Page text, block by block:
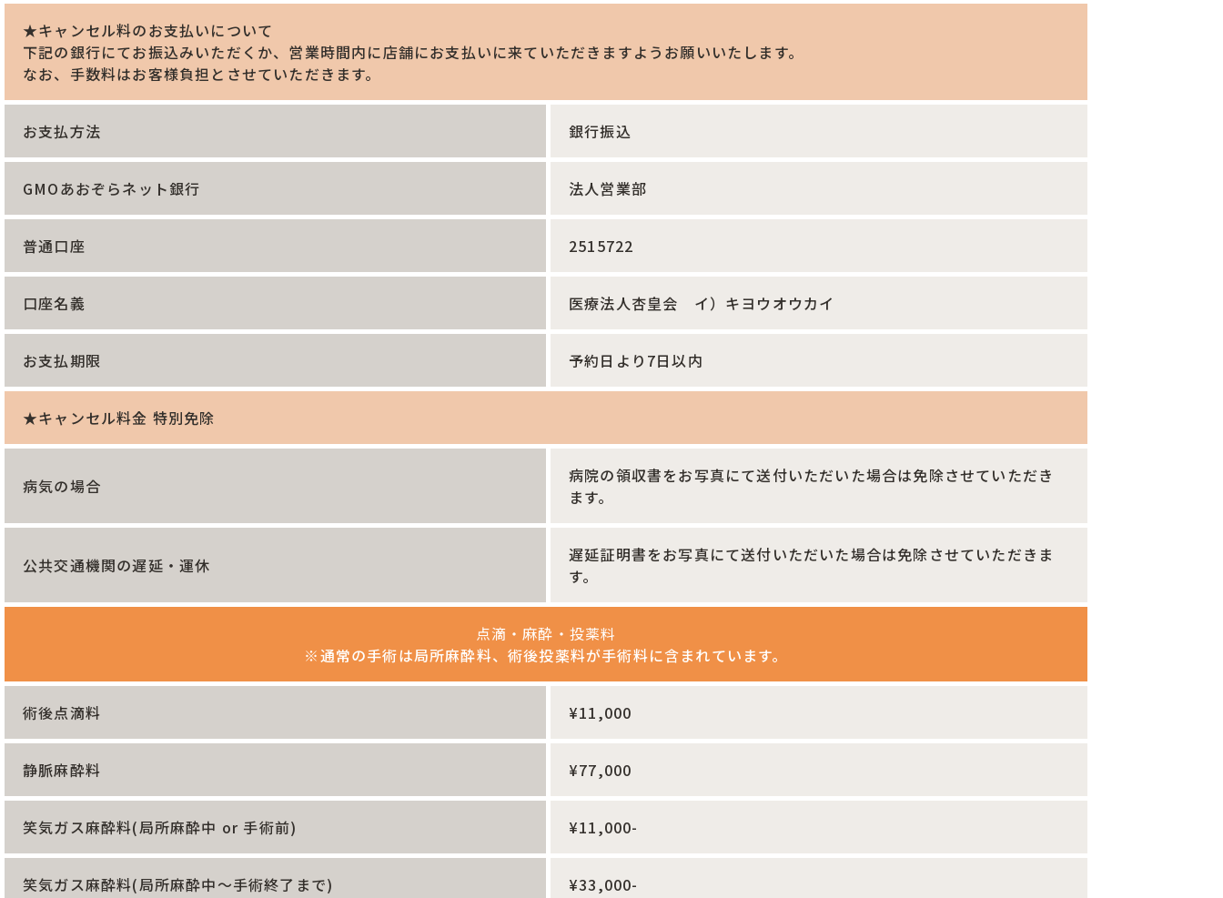
★キャンセル料のお支払いについて
下記の銀行にてお振込みいただくか、営業時間内に店舗にお支払いに来ていただきますようお願いいたします。
なお、手数料はお客様負担とさせていただきます。
お支払方法 銀行振込
GMOあおぞらネット銀行 法人営業部
普通口座 2515722
口座名義 医療法人杏皇会 イ）キヨウオウカイ
お支払期限 予約日より7日以内
★キャンセル料金 特別免除
病気の場合
病院の領収書をお写真にて送付いただいた場合は免除させていただき
ます。
公共交通機関の遅延・運休
遅延証明書をお写真にて送付いただいた場合は免除させていただきま
す。
点滴・麻酔・投薬料
※通常の手術は局所麻酔料、術後投薬料が手術料に含まれています。
術後点滴料 ¥11,000
静脈麻酔料 ¥77,000
笑気ガス麻酔料(局所麻酔中 or 手術前) ¥11,000-
笑気ガス麻酔料(局所麻酔中～手術終了まで) ¥33,000-